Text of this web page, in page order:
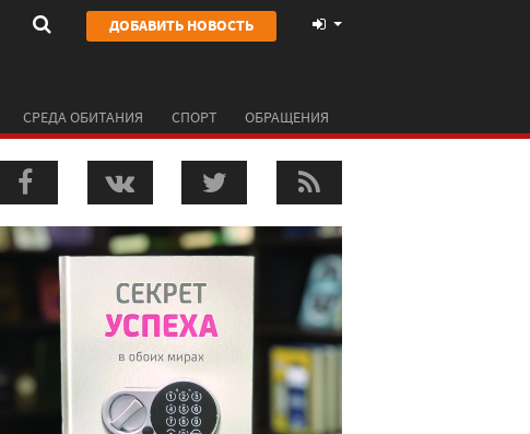
ДОБАВИТЬ НОВОСТЬ
СРЕДА ОБИТАНИЯ СПОРТ ОБРАЩЕНИЯ